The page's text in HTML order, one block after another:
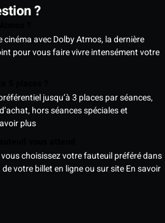
?
cinéma avec Dolby Atmos, la dernière
pour vous faire vivre intensément votre
jusqu’à 3 places par séances,
hors séances spéciales et
plus
choisissez votre fauteuil préféré dans
votre billet en ligne ou sur siteEn savoir